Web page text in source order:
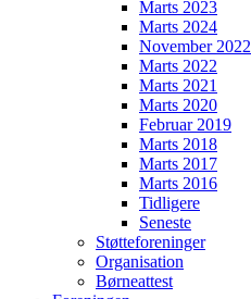
Marts 2023
Marts 2024
November
Marts 2022
Marts 2021
Marts 2020
Februar 2019
Marts 2018
Marts 2017
Marts 2016
Tidligere
Seneste
Støtteforeninger
Organisation
Børneattest